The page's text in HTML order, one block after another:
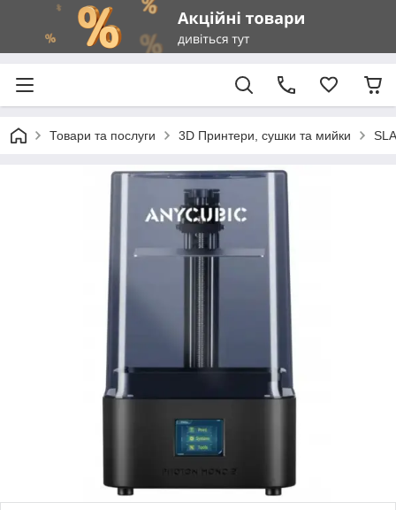
Товари та послуги 3D Принтери, сушки та мийки